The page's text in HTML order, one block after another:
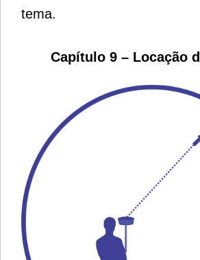
tema.
Capítulo 9 – Locação